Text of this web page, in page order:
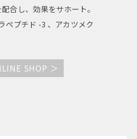
合し、効果をサホート。
ペプチド -3 、アカツメク
SHOP ＞